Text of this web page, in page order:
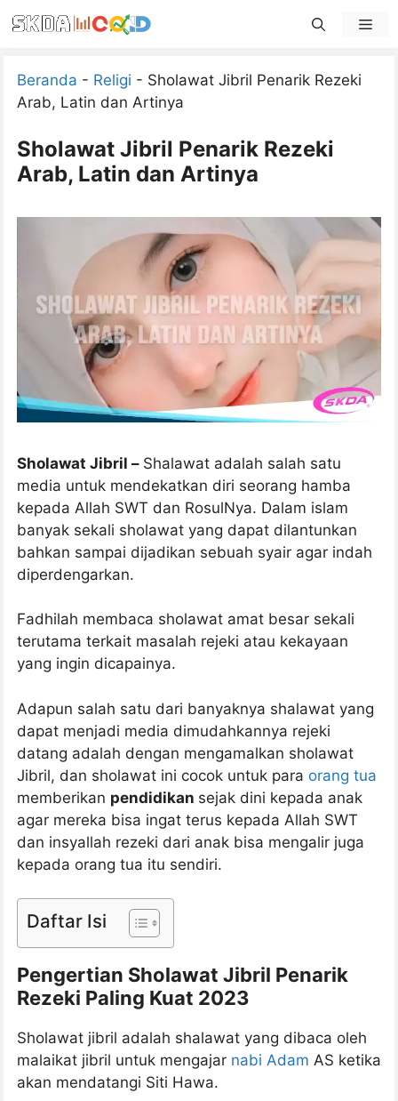
to
Beranda - Religi - Sholawat Jibril Penarik Rezeki
Arab, Latin dan Artinya
Sholawat Jibril Penarik Rezeki
Arab, Latin dan Artinya
Sholawat Jibril – Shalawat adalah salah satu
media untuk mendekatkan diri seorang hamba
kepada Allah SWT dan RosulNya. Dalam islam
banyak sekali sholawat yang dapat dilantunkan
bahkan sampai dijadikan sebuah syair agar indah
diperdengarkan.
Fadhilah membaca sholawat amat besar sekali
terutama terkait masalah rejeki atau kekayaan
yang ingin dicapainya.
Adapun salah satu dari banyaknya shalawat yang
dapat menjadi media dimudahkannya rejeki
datang adalah dengan mengamalkan sholawat
Jibril, dan sholawat ini cocok untuk para orang tua
memberikan pendidikan sejak dini kepada anak
agar mereka bisa ingat terus kepada Allah SWT
dan insyallah rezeki dari anak bisa mengalir juga
kepada orang tua itu sendiri.
Daftar Isi
Pengertian Sholawat Jibril Penarik
Rezeki Paling Kuat 2023
Sholawat jibril adalah shalawat yang dibaca oleh
malaikat jibril untuk mengajar nabi Adam AS ketika
akan mendatangi Siti Hawa.